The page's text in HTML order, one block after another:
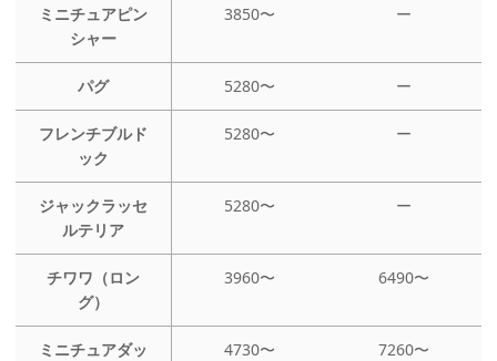
ミニチュアピン
シャー
3850〜 ー
パグ 5280〜 ー
フレンチブルド
ック
5280〜 ー
ジャックラッセ
ルテリア
5280〜 ー
チワワ（ロン
グ）
3960〜 6490〜
ミニチュアダッ
4730〜 7260〜